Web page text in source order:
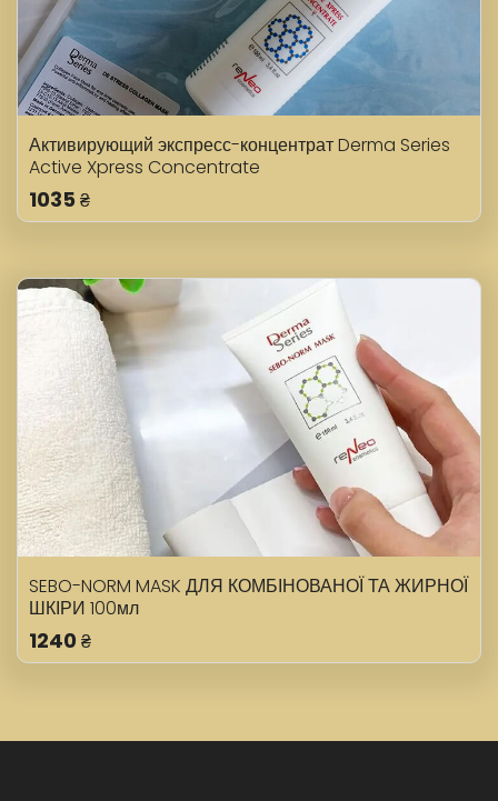
Активирующий экспресс-концентрат Derma Series
Active Xpress Concentrate
1035 ₴
SEBO-NORM MASK ДЛЯ КОМБІНОВАНОЇ ТА ЖИРНОЇ
ШКІРИ 100мл
1240 ₴